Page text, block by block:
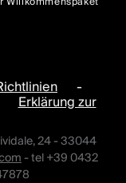
-
Erklärung zur
24 - 33044
- tel +39 0432